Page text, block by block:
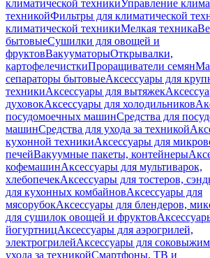
климатической техникиУправление
техникойФильтры для климатической
климатической техникиМелкая техника
бытовыеСушилки для овощей и
фруктовВакууматорыОткрывалки,
картофелечисткиПроращиватели семян
сепараторы бытовыеАксессуары для
техникиАксессуары для вытяжек
духовокАксессуары для холодильников
посудомоечных машинСредства для
машинСредства для ухода за техникой
кухонной техникиАксессуары для
печейВакуумные пакеты, контейнеры
кофемашинАксессуары для мультиварок,
хлебопечекАксессуары для тостеров,
для кухонных комбайновАксессуары для
мясорубокАксессуары для блендеров,
для сушилок овощей и фруктов
йогуртницАксессуары для аэрогрилей,
электрогрилейАксессуары для
ухода за техникойСмартфоны, ТВ и